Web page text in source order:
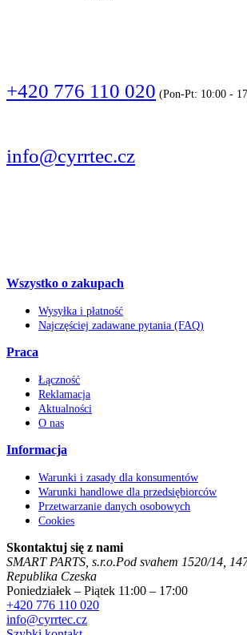
+420 776 110 020 (Pon-Pt: 10:00 -
info@cyrrtec.cz
Wszystko o zakupach
Wysyłka i płatność
Najczęściej zadawane pytania (FAQ)
Praca
Łączność
Reklamacja
Aktualności
O nas
Informacja
Warunki i zasady dla konsumentów
Warunki handlowe dla przedsiębiorców
Przetwarzanie danych osobowych
Cookies
Skontaktuj się z nami
SMART PARTS, s.r.o.Pod svahem 1520/14
Republika Czeska
Poniedziałek – Piątek 11:00 – 17:00
+420 776 110 020
info@cyrrtec.cz